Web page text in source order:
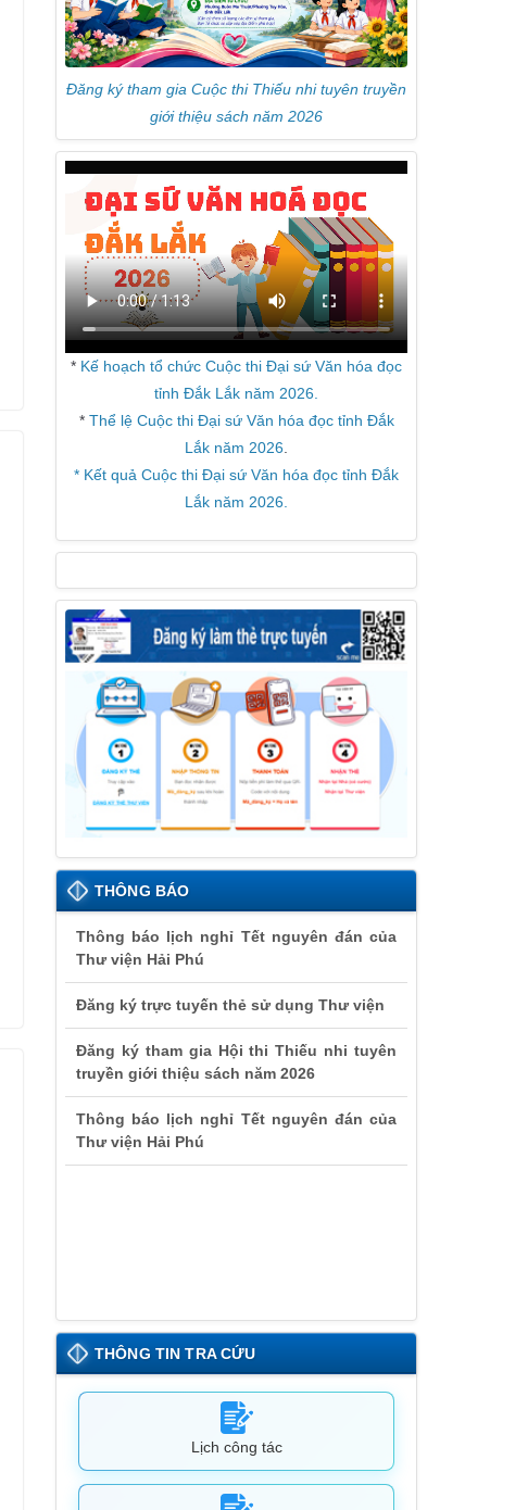
Đăng ký tham gia Cuộc thi Thiếu nhi tuyên truyền
giới thiệu sách năm 2026
* Kế hoạch tổ chức Cuộc thi Đại sứ Văn hóa đọc
tỉnh Đắk Lắk năm 2026.
* Thể lệ Cuộc thi Đại sứ Văn hóa đọc tỉnh Đắk
Lắk năm 2026
* Kết quả Cuộc thi Đại sứ Văn hóa đọc tỉnh Đắk
Lắk năm 2026.
THÔNG BÁO
Thư viện Hải Phú
Đăng ký trực tuyến thẻ sử dụng Thư viện
Đăng ký tham gia Hội thi Thiếu nhi tuyên
truyền giới thiệu sách năm 2026
Thông báo lịch nghỉ Tết nguyên đán của
Thư viện Hải Phú
THÔNG TIN TRA CỨU
Lịch công tác